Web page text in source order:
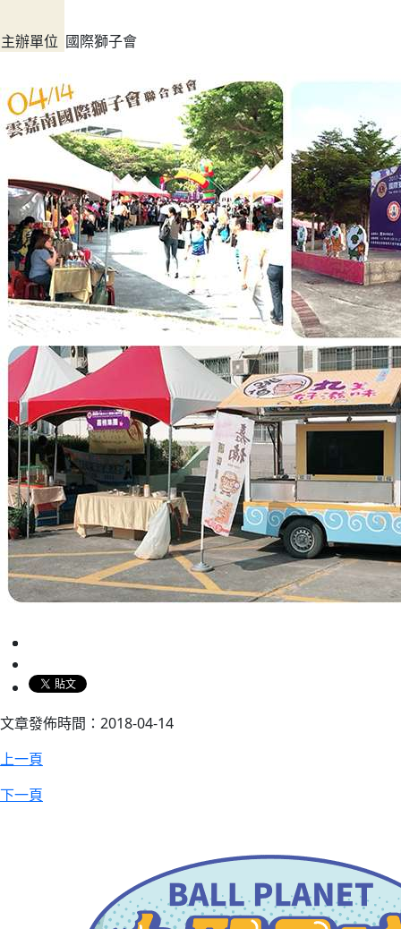
主辦單位 國際獅子會
文章發佈時間：2018-04-14
上一頁
下一頁